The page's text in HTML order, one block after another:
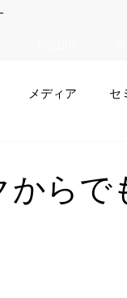
メディア セ
クから